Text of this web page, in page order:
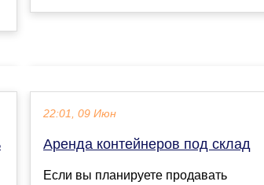
22:01, 09 Июн
Аренда контейнеров под склад
Если вы планируете продавать